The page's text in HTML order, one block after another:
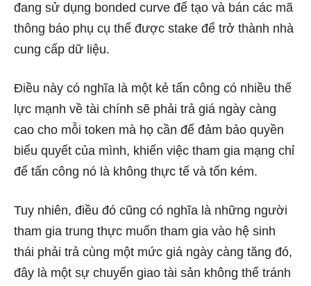
đang sử dụng bonded curve để tạo và bán các mã
thông báo phụ cụ thể được stake để trở thành nhà
cung cấp dữ liệu.
Điều này có nghĩa là một kẻ tấn công có nhiều thế
lực mạnh về tài chính sẽ phải trả giá ngày càng
cao cho mỗi token mà họ cần để đảm bảo quyền
biểu quyết của mình, khiến việc tham gia mạng chỉ
để tấn công nó là không thực tế và tốn kém.
Tuy nhiên, điều đó cũng có nghĩa là những người
tham gia trung thực muốn tham gia vào hệ sinh
thái phải trả cùng một mức giá ngày càng tăng đó,
đây là một sự chuyển giao tài sản không thể tránh